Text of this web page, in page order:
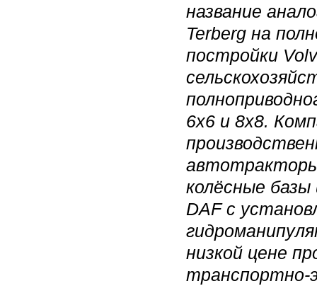
название
Terberg на
постройки
6х6 и 8х8.
автотракторы
колёсные
DAF с
низкой цене
транспортно-